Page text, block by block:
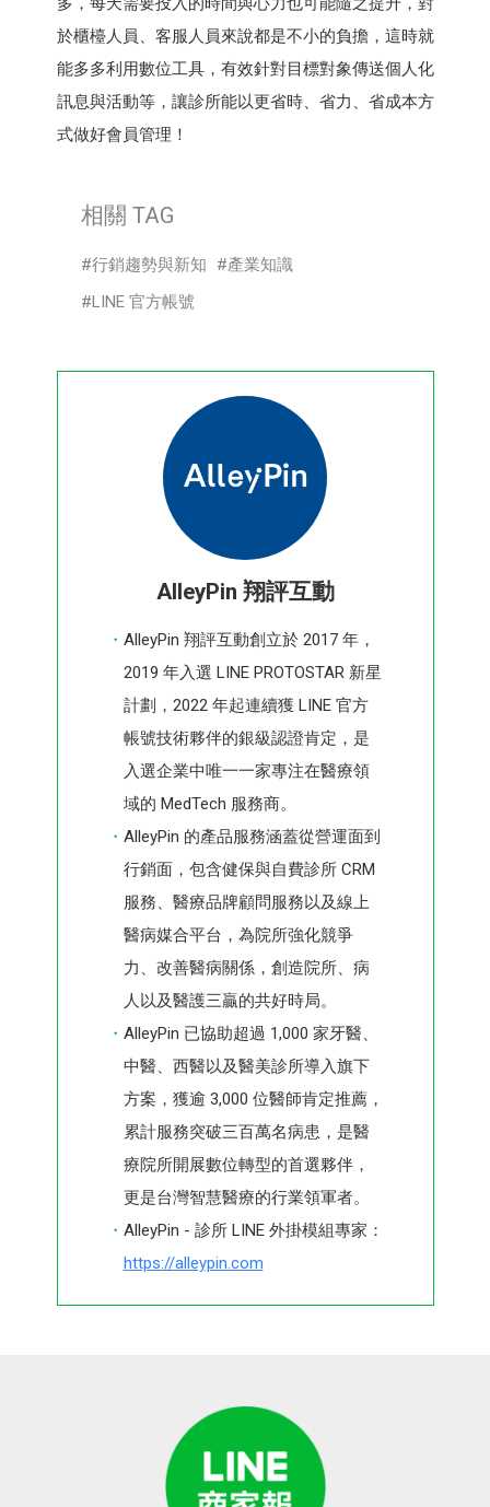
於櫃檯人員、客服人員來說都是不小的負擔，這時就
能多多利用數位工具，有效針對目標對象傳送個人化
訊息與活動等，讓診所能以更省時、省力、省成本方
式做好會員管理！
相關 TAG
行銷趨勢與新知
產業知識
LINE 官方帳號
AlleyPin 翔評互動
AlleyPin 翔評互動創立於 2017 年，
2019 年入選 LINE PROTOSTAR 新星
計劃，2022 年起連續獲 LINE 官方
帳號技術夥伴的銀級認證肯定，是
入選企業中唯一一家專注在醫療領
域的 MedTech 服務商。
AlleyPin 的產品服務涵蓋從營運面到
行銷面，包含健保與自費診所 CRM
服務、醫療品牌顧問服務以及線上
醫病媒合平台，為院所強化競爭
力、改善醫病關係，創造院所、病
人以及醫護三贏的共好時局。
AlleyPin 已協助超過 1,000 家牙醫、
中醫、西醫以及醫美診所導入旗下
方案，獲逾 3,000 位醫師肯定推薦，
累計服務突破三百萬名病患，是醫
療院所開展數位轉型的首選夥伴，
更是台灣智慧醫療的行業領軍者。
AlleyPin - 診所 LINE 外掛模組專家：
https://alleypin.com